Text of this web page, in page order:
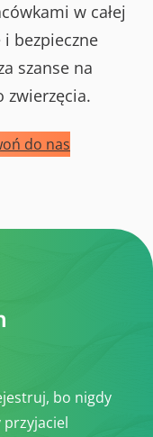
w całej
bezpieczne
szanse na
zwierzęcia.
do nas
bo nigdy
przyjaciel